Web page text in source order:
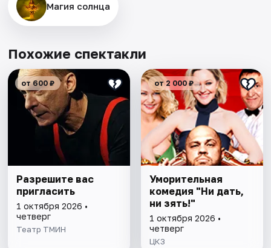
Магия солнца
Похожие спектакли
от 600 ₽
Разрешите вас
пригласить
1 октября 2026 •
четверг
Театр ТМИН
от 2 000 ₽
Уморительная
комедия "Ни дать,
ни зять!"
1 октября 2026 •
четверг
ЦКЗ